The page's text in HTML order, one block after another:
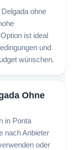
ohne
ist ideal
und
wünschen.
Ohne
in Ponta
nach Anbieter
oder